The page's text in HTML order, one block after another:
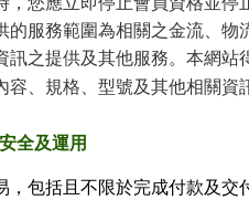
的服務範圍為相關之金流、
訊之提供及其他服務。本網
容、規格、型號及其他相關資
全及運用
，包括且不限於完成付款及